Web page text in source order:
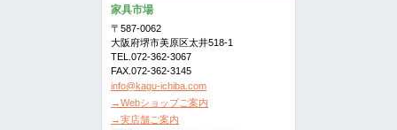
家具市場
〒587-0062
大阪府堺市美原区太井518-1
TEL.072-362-3067
FAX.072-362-3145
info@kagu-ichiba.com
→Webショップご案内
→実店舗ご案内